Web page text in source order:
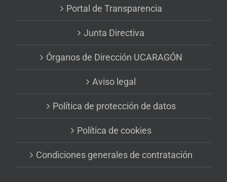
Portal de Transparencia
Junta Directiva
Órganos de Dirección UCARAGÓN
Aviso legal
Política de protección de datos
Política de cookies
Condiciones generales de contratación